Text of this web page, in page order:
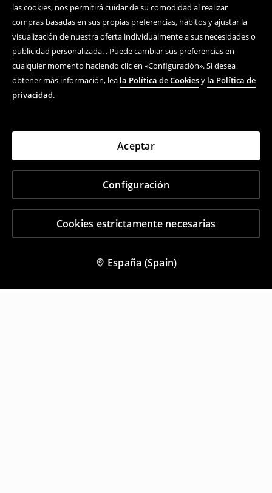
las cookies, nos permitirá cuidar de su comodidad al realizar
compras basadas en sus propias preferencias, hábitos y ajustar la
visualización de nuestra oferta individualmente a sus necesidades o
publicidad personalizada. . Puede cambiar sus preferencias en
cualquier momento haciendo clic en «Configuración». Si desea
obtener más información, lea la Política de Cookiesy la Política de
privacidad.
Cookies estrictamente necesarias
Configuración
Aceptar
España (Spain)